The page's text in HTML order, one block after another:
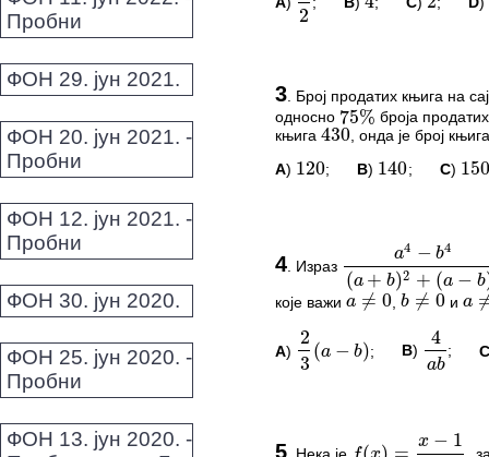
Пробни
ФОН 29. јун 2021.
ФОН 20. јун 2021. -
Пробни
ФОН 12. јун 2021. -
Пробни
ФОН 30. јун 2020.
ФОН 25. јун 2020. -
Пробни
ФОН 13. јун 2020. -
Овај задатак нема
*Морате бити логовани
3. Број продатих књига на
односно 75% броја
књига
430
430
, онда је број
A)
120
120 ; B)
140
140 ; C)
150
150
Овај задатак нема
*Морате бити логовани
4 Израз a4−b4(a+b)2+(a−b)2:
које важи a≠0 ,
≠ 0
b≠0 и
a
a≠−
A)
3
(a − b)
23 (a− b) ; B)
4
a
4ab;
ПИТАЊА И
5